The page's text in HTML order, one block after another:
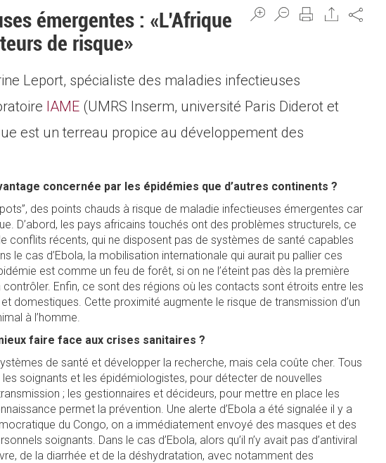
Share
émergentes : «L’Afrique
de risque»
Leport, spécialiste des maladies infectieuses
IAME (UMRS Inserm, université Paris Diderot et
est un terreau propice au développement des
concernée par les épidémies que d’autres continents ?
des points chauds à risque de maladie infectieuses émergentes car
D’abord, les pays africains touchés ont des problèmes structurels, ce
conflits récents, qui ne disposent pas de systèmes de santé capables
le cas d’Ebola, la mobilisation internationale qui aurait pu pallier ces
est comme un feu de forêt, si on ne l’éteint pas dès la première
Enfin, ce sont des régions où les contacts sont étroits entre les
domestiques. Cette proximité augmente le risque de transmission d’un
à l’homme.
faire face aux crises sanitaires ?
de santé et développer la recherche, mais cela coûte cher. Tous
soignants et les épidémiologistes, pour détecter de nouvelles
; les gestionnaires et décideurs, pour mettre en place les
permet la prévention. Une alerte d’Ebola a été signalée il y a
du Congo, on a immédiatement envoyé des masques et des
soignants. Dans le cas d’Ebola, alors qu’il n’y avait pas d’antiviral
de la diarrhée et de la déshydratation, avec notamment des